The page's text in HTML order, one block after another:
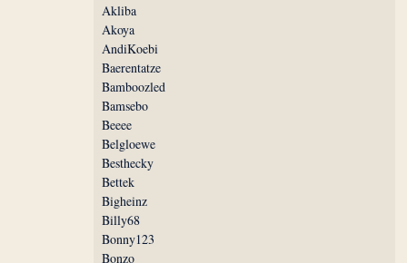
Akliba
Akoya
AndiKoebi
Baerentatze
Bamboozled
Bamsebo
Beeee
Belgloewe
Besthecky
Bettek
Bigheinz
Billy68
Bonny123
Bonzo